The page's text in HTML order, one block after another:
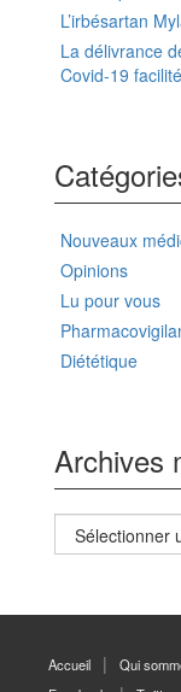
L’irbésartan
La délivrance
Covid-19
Nouveaux
Opinions
Lu pour vous
Diététique
Archives
Archives
magazine
Accueil Qui